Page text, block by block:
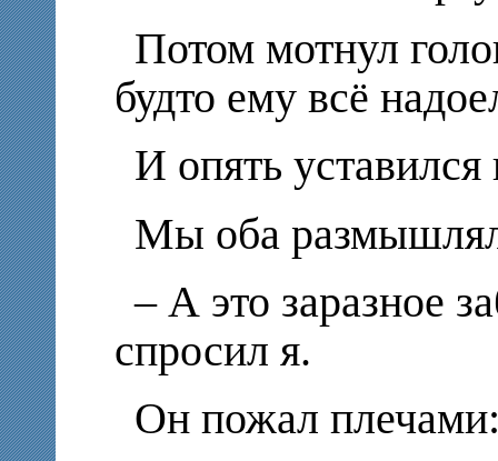
Потом мотнул
будто ему всё
И опять
Мы оба
– А это заразное
спросил я.
Он пожал